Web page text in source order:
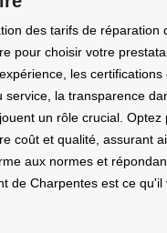
des tarifs de réparation
pour choisir votre
les
service, la transparence
un rôle crucial.
coût et qualité, assurant
aux normes et
de Charpentes est ce qu'il